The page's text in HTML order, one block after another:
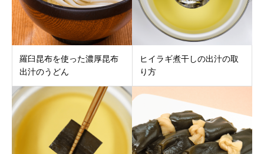
羅臼昆布を使った濃厚昆布
出汁のうどん
ヒイラギ煮干しの出汁の取
り方